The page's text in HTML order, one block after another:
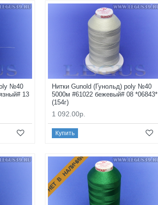
№40
13
Нитки Gunold (Гунольд) poly №40
5000м #61022 бежевый# 08 *06843*
(154г)
1 092.00р.
Купить
НЕТ В НАЛИЧИИ